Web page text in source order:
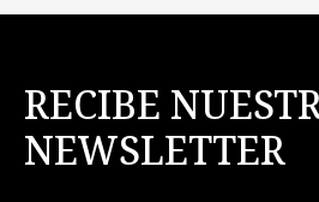
RECIBE
NEWSLETTER